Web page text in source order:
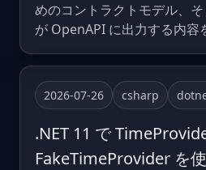
めのコントラクトモデル、そ
が OpenAPI に出力する内容
2026-07-26 csharp
.NET 11 で
FakeTimeProvider を